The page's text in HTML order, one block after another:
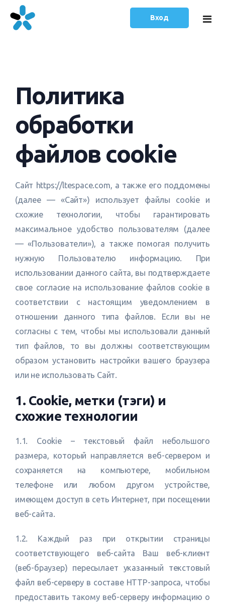
Тарифы
Статьи
Русский
English
Вход
Политика
обработки
файлов cookie
Сайт https://ltespace.com, а также его поддомены
(далее — «Сайт») использует файлы cookie и
схожие технологии, чтобы гарантировать
максимальное удобство пользователям (далее
— «Пользователи»), а также помогая получить
нужную Пользователю информацию. При
использовании данного сайта, вы подтверждаете
свое согласие на использование файлов cookie в
соответствии с настоящим уведомлением в
отношении данного типа файлов. Если вы не
согласны с тем, чтобы мы использовали данный
тип файлов, то вы должны соответствующим
образом установить настройки вашего браузера
или не использовать Сайт.
1. Cookie, метки (тэги) и
схожие технологии
1.1. Cookie – текстовый файл небольшого
размера, который направляется веб-сервером и
сохраняется на компьютере, мобильном
телефоне или любом другом устройстве,
имеющем доступ в сеть Интернет, при посещении
веб-сайта.
1.2. Каждый раз при открытии страницы
соответствующего веб-сайта Ваш веб-клиент
(веб-браузер) пересылает указанный текстовый
файл веб-серверу в составе HTTP-запроса, чтобы
предоставить такому веб-серверу информацию о